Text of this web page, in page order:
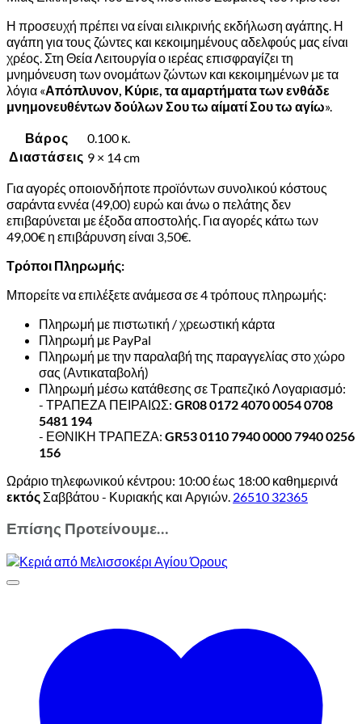
Η προσευχή πρέπει να είναι ειλικρινής εκδήλωση αγάπης. Η
αγάπη για τους ζώντες και κεκοιμημένους αδελφούς μας είναι
χρέος. Στη Θεία Λειτουργία ο ιερέας επισφραγίζει τη
μνημόνευση των ονομάτων ζώντων και κεκοιμημένων με τα
λόγια «Απόπλυνον, Κύριε, τα αμαρτήματα των ενθάδε
μνημονευθέντων δούλων Σου τω αίματί Σου τω αγίω».
Βάρος
0.100 κ.
Διαστάσεις 9 × 14 cm
Για αγορές οποιονδήποτε προϊόντων συνολικού κόστους
σαράντα εννέα (49,00) ευρώ και άνω ο πελάτης δεν
επιβαρύνεται με έξοδα αποστολής. Για αγορές κάτω των
49,00€ η επιβάρυνση είναι 3,50€.
Τρόποι Πληρωμής:
Μπορείτε να επιλέξετε ανάμεσα σε 4 τρόπους πληρωμής:
Πληρωμή με πιστωτική / χρεωστική κάρτα
Πληρωμή με PayPal
Πληρωμή με την παραλαβή της παραγγελίας στο χώρο
σας (Αντικαταβολή)
Πληρωμή μέσω κατάθεσης σε Τραπεζικό Λογαριασμό:
- ΤΡΑΠΕΖΑ ΠΕΙΡΑΙΩΣ: GR08 0172 4070 0054 0708
5481 194
- ΕΘΝΙΚΗ ΤΡΑΠΕΖΑ: GR53 0110 7940 0000 7940 0256
156
Ωράριο τηλεφωνικού κέντρου: 10:00 έως 18:00 καθημερινά
εκτός Σαββάτου - Κυριακής και Αργιών. 26510 32365
Επίσης Προτείνουμε…